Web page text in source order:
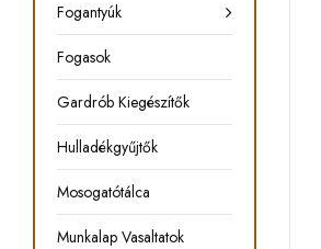
Fogantyúk
Fogasok
Gardrób Kiegészítők
Hulladékgyűjtők
Mosogatótálca
Munkalap Vasaltatok